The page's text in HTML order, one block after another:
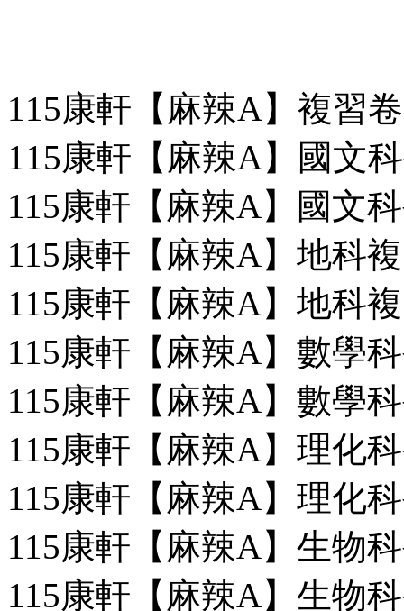
115康軒【麻辣A】複習卷
115康軒【麻辣A】國文
115康軒【麻辣A】國文
115康軒【麻辣A】地科
115康軒【麻辣A】地科
115康軒【麻辣A】數學
115康軒【麻辣A】數學
115康軒【麻辣A】理化
115康軒【麻辣A】理化
115康軒【麻辣A】生物
115康軒【麻辣A】生物